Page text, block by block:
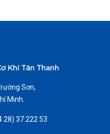
Khí Tân Thanh
Sơn,
Minh.
28) 37 222 53